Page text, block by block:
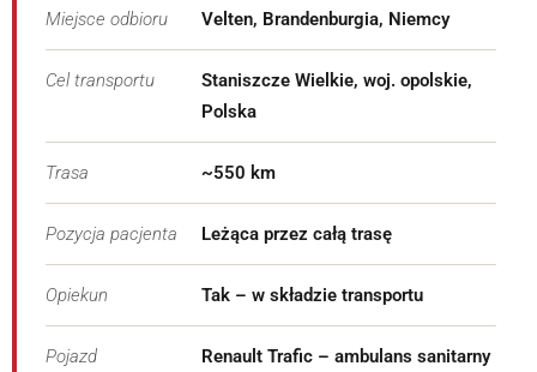
Miejsce odbioru Velten, Brandenburgia, Niemcy
Cel transportu
Staniszcze Wielkie, woj. opolskie,
Polska
Trasa ~550 km
Pozycja pacjenta Leżąca przez całą trasę
Opiekun Tak – w składzie transportu
Pojazd Renault Trafic – ambulans sanitarny